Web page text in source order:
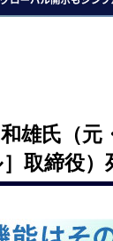
和雄氏（元
］取締役）